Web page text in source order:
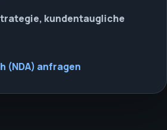
kundentaugliche
(NDA) anfragen